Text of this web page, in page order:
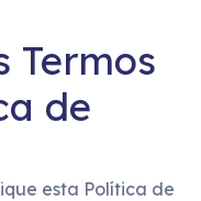
Termos
de
esta Política de